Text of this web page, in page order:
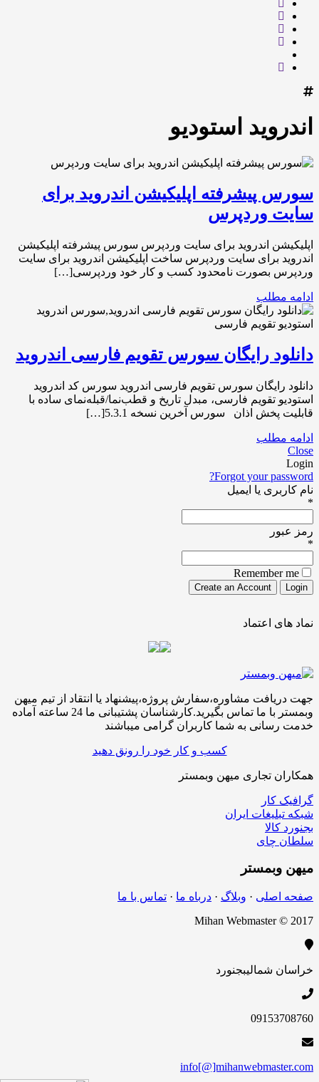
اندروید استودیو
سورس پیشرفته اپلیکیشن اندروید برای
سایت وردپرس
اپلیکیشن اندروید برای سایت وردپرس سورس پیشرفته اپلیکیشن
اندروید برای سایت وردپرس ساخت اپلیکیشن اندروید برای سایت
وردپرس بصورت نامحدود کسب و کار خود وردپرسی[…]
ادامه مطلب
دانلود رایگان سورس تقویم فارسی اندروید
دانلود رایگان سورس تقویم فارسی اندروید سورس کد اندروید
استودیو تقویم فارسی، مبدل تاریخ و قطب‌نما/قبله‌نمای ساده با
قابلیت پخش اذان سورس آخرین نسخه 5.3.1[…]
ادامه مطلب
Close
Login
Forgot your password?
نام کاربری یا ایمیل
*
رمز عبور
*
Remember me
نماد های اعتماد
جهت دریافت مشاوره،سفارش پروژه،پیشنهاد یا انتقاد از تیم میهن
وبمستر با ما تماس بگیرید.کارشناسان پشتیبانی ما 24 ساعته آماده
خدمت رسانی به شما کاربران گرامی میباشند
کسب و کار خود را رونق دهید
همکاران تجاری میهن وبمستر
گرافیک کار
شبکه تبلیغات ایران
بجنورد کالا
سلطان چای
میهن وبمستر
صفحه اصلی · وبلاگ · درباه ما · تماس با ما
Mihan Webmaster © 2017
خراسان شمالیبجنورد
09153708760
info[@]mihanwebmaster.com